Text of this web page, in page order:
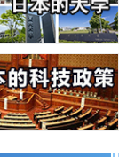
中央大学平野晋教
受损神经细胞的机
计开辟道路